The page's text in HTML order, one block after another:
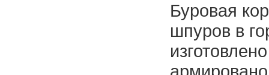
Буровая
шпуров в